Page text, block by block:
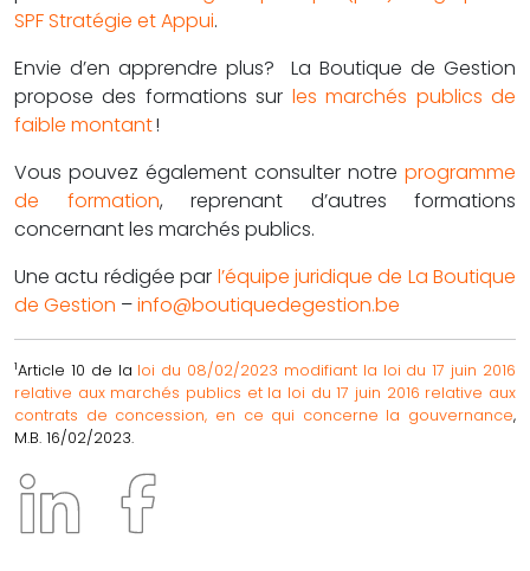
SPF Stratégie et Appui.
Envie d’en apprendre plus? La Boutique de Gestion
propose des formations sur les marchés publics de
faible montant!
Vous pouvez également consulter notre programme
de formation, reprenant d’autres formations
concernant les marchés publics.
Une actu rédigée par l’équipe juridique de La Boutique
de Gestion –info@boutiquedegestion.be
1Article 10 de la loi du 08/02/2023 modifiant la loi du 17 juin 2016
relative aux marchés publics et la loi du 17 juin 2016 relative aux
contrats de concession, en ce qui concerne la gouvernance,
M.B. 16/02/2023.